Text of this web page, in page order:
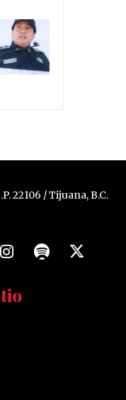
22106 / Tijuana, B.C.